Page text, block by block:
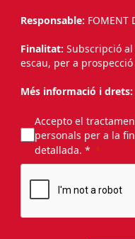
Responsable: FOMENT
Finalitat: Subscripció
escau, per a
Més informació i drets:
Accepto el
personals per a la
detallada. *